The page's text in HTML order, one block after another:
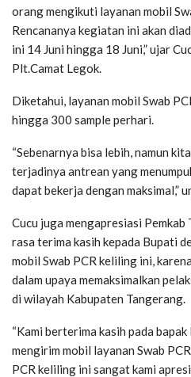
orang mengikuti layanan mobil
Rencananya kegiatan ini akan
ini 14 Juni hingga 18 Juni,” ujar
Plt.Camat Legok.
Diketahui, layanan mobil Swab
hingga 300 sample perhari.
“Sebenarnya bisa lebih, namun
terjadinya antrean yang
dapat bekerja dengan maksimal,”
Cucu juga mengapresiasi Pemkab
rasa terima kasih kepada Bupati
mobil Swab PCR keliling ini,
dalam upaya memaksimalkan
di wilayah Kabupaten Tangerang.
“Kami berterima kasih pada
mengirim mobil layanan Swab
PCR keliling ini sangat kami